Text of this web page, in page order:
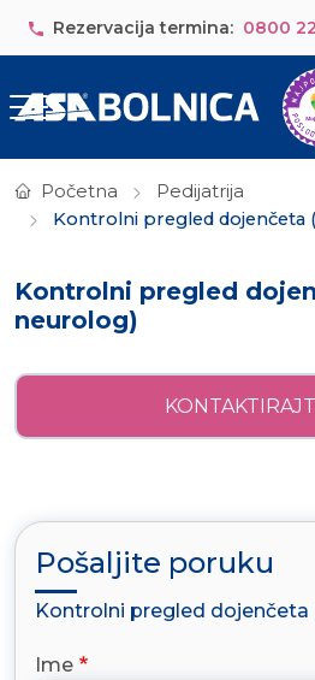
Rezervacija termina: 0800
Početna
Pedijatrija
Kontrolni pregled dojenčeta
Kontrolni pregled
neurolog)
Pošaljite poruku
Kontrolni pregled dojenčeta
Ime